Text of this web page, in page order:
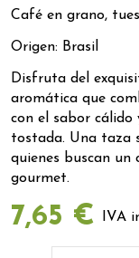
Café en grano,
Origen: Brasil
Disfruta del
aromática que
con el sabor cálido
tostada. Una taza
quienes buscan un
gourmet.
7,65 € IVA